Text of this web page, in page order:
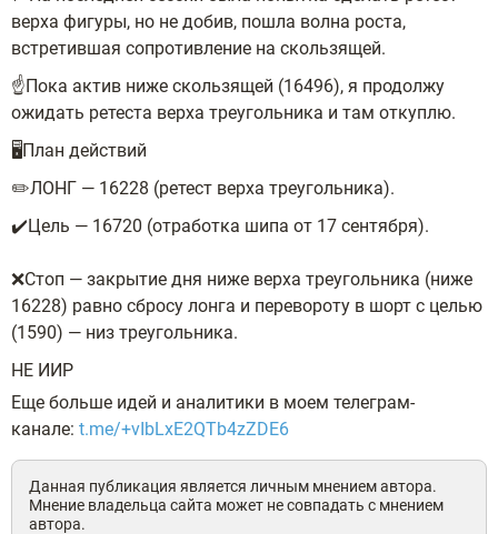
верха фигуры, но не добив, пошла волна роста,
встретившая сопротивление на скользящей.
☝️Пока актив ниже скользящей (16496), я продолжу
ожидать ретеста верха треугольника и там откуплю.
🖥План действий
✏️ЛОНГ — 16228 (ретест верха треугольника).
✔️Цель — 16720 (отработка шипа от 17 сентября).
❌Стоп — закрытие дня ниже верха треугольника (ниже
16228) равно сбросу лонга и перевороту в шорт с целью
(1590) — низ треугольника.
НЕ ИИР
Еще больше идей и аналитики в моем телеграм-
канале: t.me/+vIbLxE2QTb4zZDE6
Данная публикация является личным мнением автора.
Мнение владельца сайта может не совпадать с мнением
автора.